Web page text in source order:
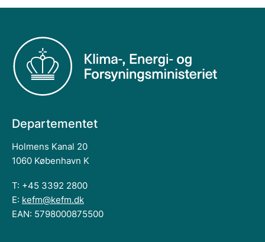
Departementet
Holmens Kanal 20
1060 København K
T: +45 3392 2800
E: kefm@kefm.dk
EAN: 5798000875500